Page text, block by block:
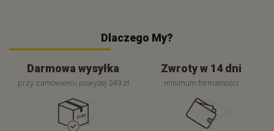
Dlaczego My?
Darmowa wysyłka
przy zamówieniu powyżej 249 zł
Zwroty w 14 dni
minimum formalności